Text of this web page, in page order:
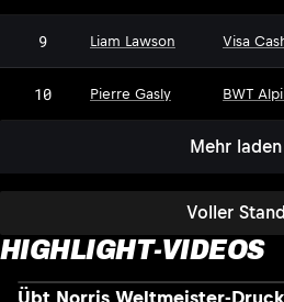
Voller Stand
9 Liam Lawson Visa
10 Pierre Gasly BWT
Mehr laden
HIGHLIGHT-VIDEOS
Übt Norris Weltmeister-